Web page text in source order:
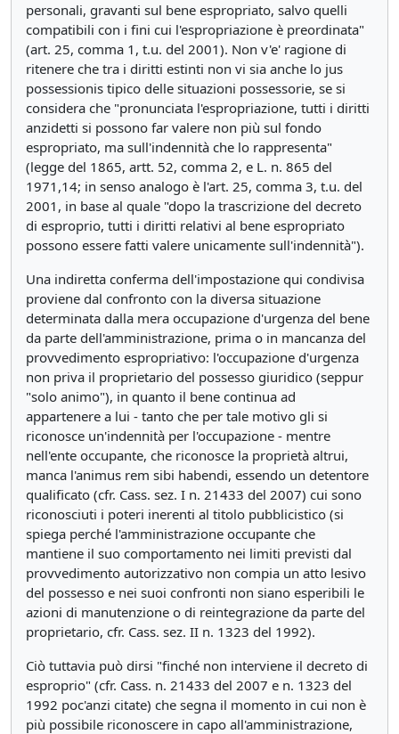
personali, gravanti sul bene espropriato, salvo quelli
compatibili con i fini cui l'espropriazione è preordinata"
(art. 25, comma 1, t.u. del 2001). Non v'e' ragione di
ritenere che tra i diritti estinti non vi sia anche lo jus
possessionis tipico delle situazioni possessorie, se si
considera che "pronunciata l'espropriazione, tutti i diritti
anzidetti si possono far valere non più sul fondo
espropriato, ma sull'indennità che lo rappresenta"
(legge del 1865, artt. 52, comma 2, e L. n. 865 del
1971,14; in senso analogo è l'art. 25, comma 3, t.u. del
2001, in base al quale "dopo la trascrizione del decreto
di esproprio, tutti i diritti relativi al bene espropriato
possono essere fatti valere unicamente sull'indennità").
Una indiretta conferma dell'impostazione qui condivisa
proviene dal confronto con la diversa situazione
determinata dalla mera occupazione d'urgenza del bene
da parte dell'amministrazione, prima o in mancanza del
provvedimento espropriativo: l'occupazione d'urgenza
non priva il proprietario del possesso giuridico (seppur
"solo animo"), in quanto il bene continua ad
appartenere a lui - tanto che per tale motivo gli si
riconosce un'indennità per l'occupazione - mentre
nell'ente occupante, che riconosce la proprietà altrui,
manca l'animus rem sibi habendi, essendo un detentore
qualificato (cfr. Cass. sez. I n. 21433 del 2007) cui sono
riconosciuti i poteri inerenti al titolo pubblicistico (si
spiega perché l'amministrazione occupante che
mantiene il suo comportamento nei limiti previsti dal
provvedimento autorizzativo non compia un atto lesivo
del possesso e nei suoi confronti non siano esperibili le
azioni di manutenzione o di reintegrazione da parte del
proprietario, cfr. Cass. sez. II n. 1323 del 1992).
Ciò tuttavia può dirsi "finché non interviene il decreto di
esproprio" (cfr. Cass. n. 21433 del 2007 e n. 1323 del
1992 poc'anzi citate) che segna il momento in cui non è
più possibile riconoscere in capo all'amministrazione,